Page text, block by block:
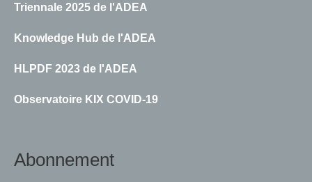
Triennale 2025 de l'ADEA
Knowledge Hub de l'ADEA
HLPDF 2023 de l'ADEA
Observatoire KIX COVID-19
Abonnement